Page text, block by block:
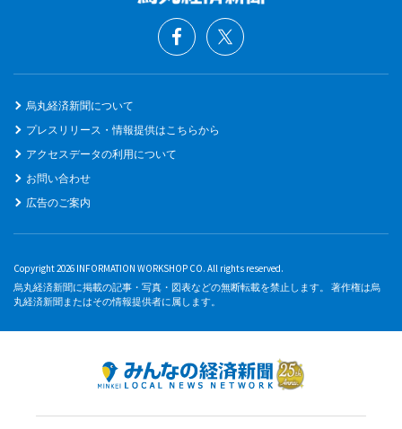
烏丸経済新聞について
プレスリリース・情報提供はこちらから
アクセスデータの利用について
お問い合わせ
広告のご案内
Copyright 2026 INFORMATION WORKSHOP CO. All rights reserved.
烏丸経済新聞に掲載の記事・写真・図表などの無断転載を禁止します。 著作権は烏
丸経済新聞またはその情報提供者に属します。